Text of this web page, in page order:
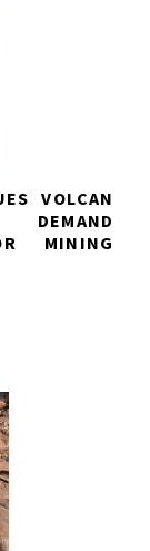
VOLCAN
MINING